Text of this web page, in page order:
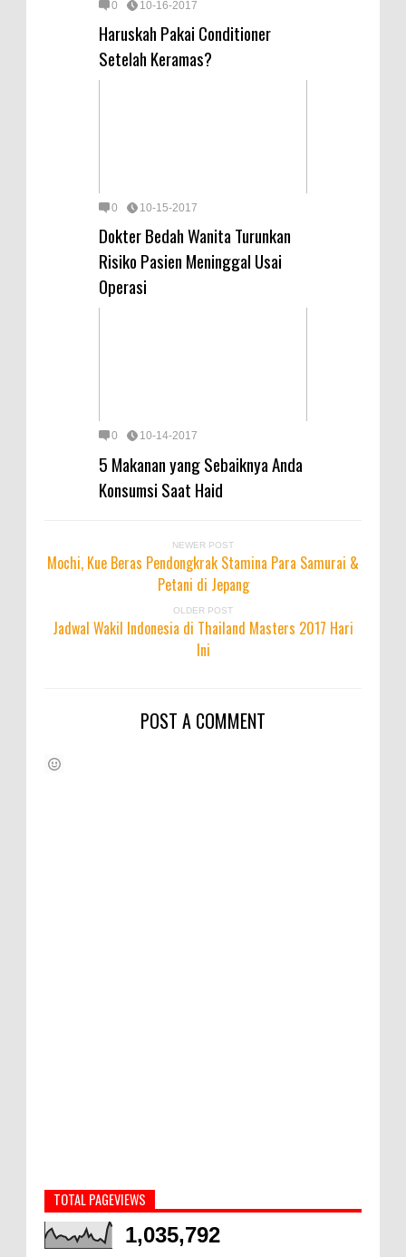
0 10-16-2017
Haruskah Pakai Conditioner
Setelah Keramas?
0 10-15-2017
Dokter Bedah Wanita Turunkan
Risiko Pasien Meninggal Usai
Operasi
0 10-14-2017
5 Makanan yang Sebaiknya Anda
Konsumsi Saat Haid
NEWER POST
Mochi, Kue Beras Pendongkrak Stamina Para Samurai &
Petani di Jepang
OLDER POST
Jadwal Wakil Indonesia di Thailand Masters 2017 Hari
Ini
POST A COMMENT
TOTAL PAGEVIEWS
1,035,792